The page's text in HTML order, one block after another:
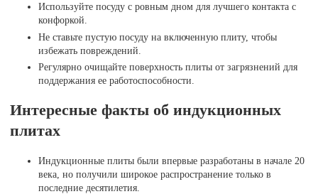
Используйте посуду с ровным дном для лучшего контакта с
конфоркой.
Не ставьте пустую посуду на включенную плиту, чтобы
избежать повреждений.
Регулярно очищайте поверхность плиты от загрязнений для
поддержания ее работоспособности.
Интересные факты об индукционных
плитах
Индукционные плиты были впервые разработаны в начале 20
века, но получили широкое распространение только в
последние десятилетия.